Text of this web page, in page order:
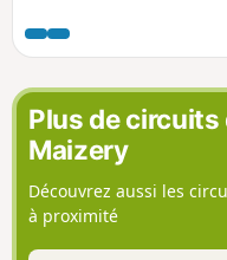
Plus de
Maizery
Découvrez aussi les
à proximité